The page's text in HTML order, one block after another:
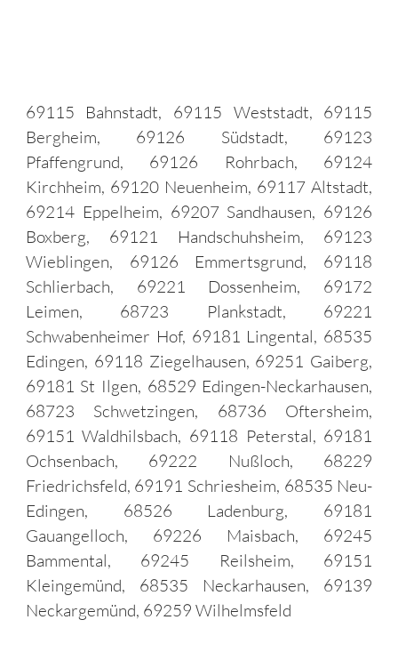
69115 Bahnstadt, 69115 Weststadt, 69115
Bergheim, 69126 Südstadt, 69123
Pfaffengrund, 69126 Rohrbach, 69124
Kirchheim, 69120 Neuenheim, 69117 Altstadt,
69214 Eppelheim, 69207 Sandhausen, 69126
Boxberg, 69121 Handschuhsheim, 69123
Wieblingen, 69126 Emmertsgrund, 69118
Schlierbach, 69221 Dossenheim, 69172
Leimen, 68723 Plankstadt, 69221
Schwabenheimer Hof, 69181 Lingental, 68535
Edingen, 69118 Ziegelhausen, 69251 Gaiberg,
69181 St Ilgen, 68529 Edingen-Neckarhausen,
68723 Schwetzingen, 68736 Oftersheim,
69151 Waldhilsbach, 69118 Peterstal, 69181
Ochsenbach, 69222 Nußloch, 68229
Friedrichsfeld, 69191 Schriesheim, 68535 Neu-
Edingen, 68526 Ladenburg, 69181
Gauangelloch, 69226 Maisbach, 69245
Bammental, 69245 Reilsheim, 69151
Kleingemünd, 68535 Neckarhausen, 69139
Neckargemünd, 69259 Wilhelmsfeld